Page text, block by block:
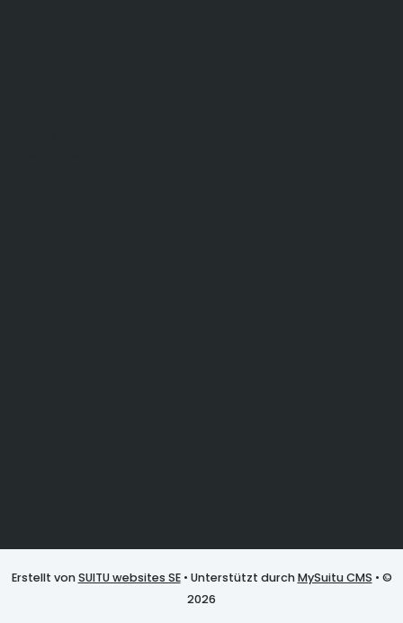
Erstellt vonSUITU websites SE• Unterstützt durchMySuitu CMS • ©
2026